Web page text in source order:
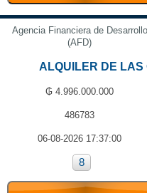
Agencia Financiera de Desarrollo
(AFD)
ALQUILER DE LAS
₲ 4.996.000.000
486783
06-08-2026 17:37:00
8